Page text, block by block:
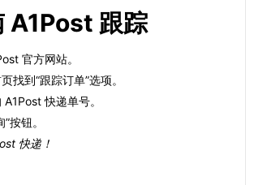
A1Post 跟踪
官方网站。
找到“跟踪订单”选项。
快递单号。
按钮。
快递！